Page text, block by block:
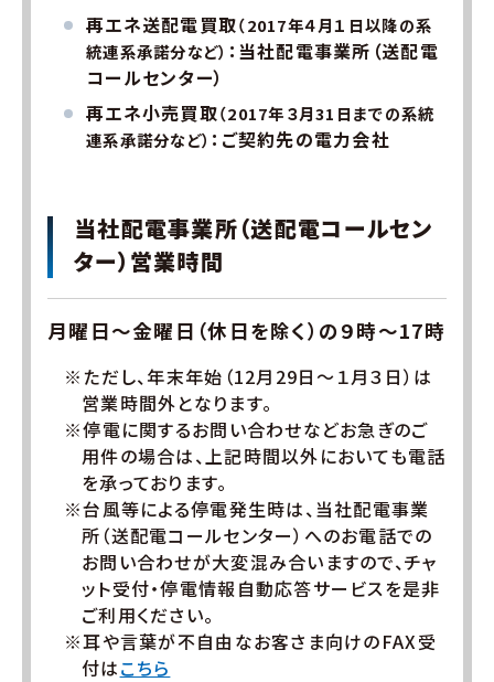
再エネ送配電買取（2017年４月１日以降の系
統連系承諾分など） ：当社配電事業所（送配電
コールセンター）
再エネ小売買取（2017年３月31日までの系統
連系承諾分など） ：ご契約先の電力会社
当社配電事業所（送配電コールセン
ター）営業時間
月曜日～金曜日（休日を除く）の９時～17時
※ただし、年末年始（12月29日～１月３日）は
営業時間外となります。
※停電に関するお問い合わせなどお急ぎのご
用件の場合は、上記時間以外においても電話
を承っております。
※台風等による停電発生時は、当社配電事業
所（送配電コールセンター）へのお電話での
お問い合わせが大変混み合いますので、チャ
ット受付・停電情報自動応答サービスを是非
ご利用ください。
※耳や言葉が不自由なお客さま向けのFAX受
付はこちら